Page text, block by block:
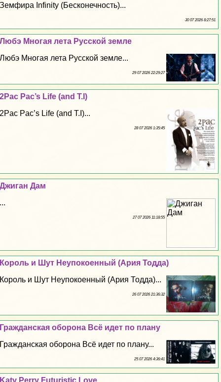
Земфира Infinity (Бесконечность)...
30 07 2026 8:27:51
Любэ Многая лета Русской земле
Любэ Многая лета Русской земле...
29 07 2026 22:29:27
2Pac Pac’s Life (and T.I)
2Pac Pac’s Life (and T.I)...
28 07 2026 1:35:45
Джиган Дам
...
27 07 2026 11:18:55
Король и Шут Неупокоенный (Ария Тодда)
Король и Шут Неупокоенный (Ария Тодда)...
26 07 2026 21:36:32
Гражданская оборона Всё идет по плану
Гражданская оборона Всё идет по плану...
25 07 2026 4:36:41